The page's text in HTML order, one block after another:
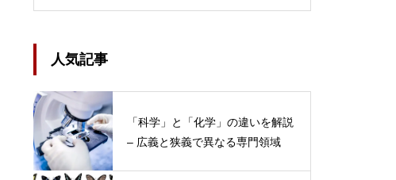
人気記事
「科学」と「化学」の違いを解説
– 広義と狭義で異なる専門領域